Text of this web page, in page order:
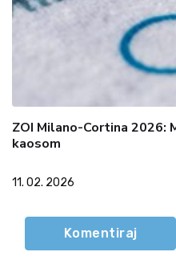
ZOI Milano-Cortina 2026:
kaosom
11. 02. 2026
Komentiraj